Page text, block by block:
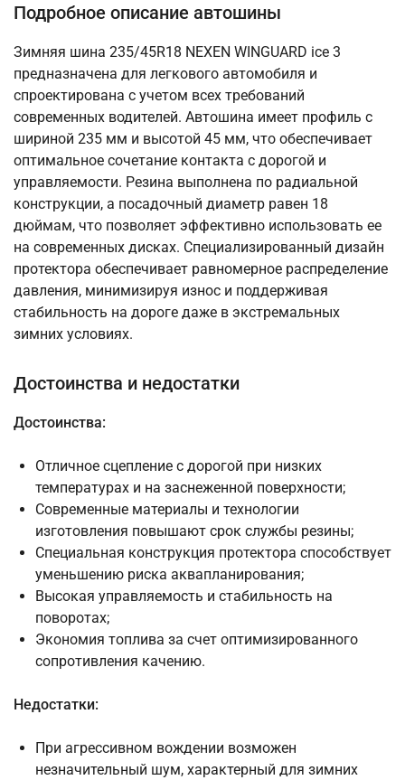
Подробное описание автошины
Зимняя шина 235/45R18 NEXEN WINGUARD ice 3
предназначена для легкового автомобиля и
спроектирована с учетом всех требований
современных водителей. Автошина имеет профиль с
шириной 235 мм и высотой 45 мм, что обеспечивает
оптимальное сочетание контакта с дорогой и
управляемости. Резина выполнена по радиальной
конструкции, а посадочный диаметр равен 18
дюймам, что позволяет эффективно использовать ее
на современных дисках. Специализированный дизайн
протектора обеспечивает равномерное распределение
давления, минимизируя износ и поддерживая
стабильность на дороге даже в экстремальных
зимних условиях.
Достоинства и недостатки
Достоинства:
Отличное сцепление с дорогой при низких
температурах и на заснеженной поверхности;
Современные материалы и технологии
изготовления повышают срок службы резины;
Специальная конструкция протектора способствует
уменьшению риска аквапланирования;
Высокая управляемость и стабильность на
поворотах;
Экономия топлива за счет оптимизированного
сопротивления качению.
Недостатки:
При агрессивном вождении возможен
незначительный шум, характерный для зимних